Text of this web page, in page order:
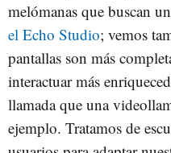
melómanas que buscan
el Echo Studio; vemos
pantallas son más
interactuar más
llamada que una
ejemplo. Tratamos de